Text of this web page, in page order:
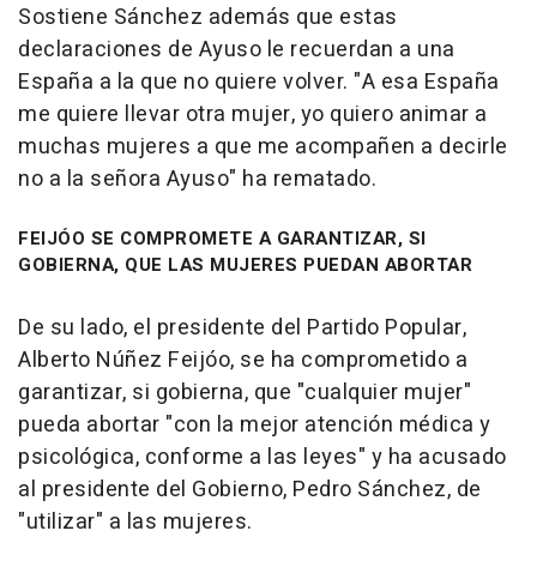
Sostiene Sánchez además que estas
declaraciones de Ayuso le recuerdan a una
España a la que no quiere volver. "A esa España
me quiere llevar otra mujer, yo quiero animar a
muchas mujeres a que me acompañen a decirle
no a la señora Ayuso" ha rematado.
FEIJÓO SE COMPROMETE A GARANTIZAR, SI
GOBIERNA, QUE LAS MUJERES PUEDAN ABORTAR
De su lado, el presidente del Partido Popular,
Alberto Núñez Feijóo, se ha comprometido a
garantizar, si gobierna, que "cualquier mujer"
pueda abortar "con la mejor atención médica y
psicológica, conforme a las leyes" y ha acusado
al presidente del Gobierno, Pedro Sánchez, de
"utilizar" a las mujeres.